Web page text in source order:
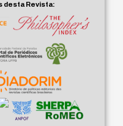
desta Revista: